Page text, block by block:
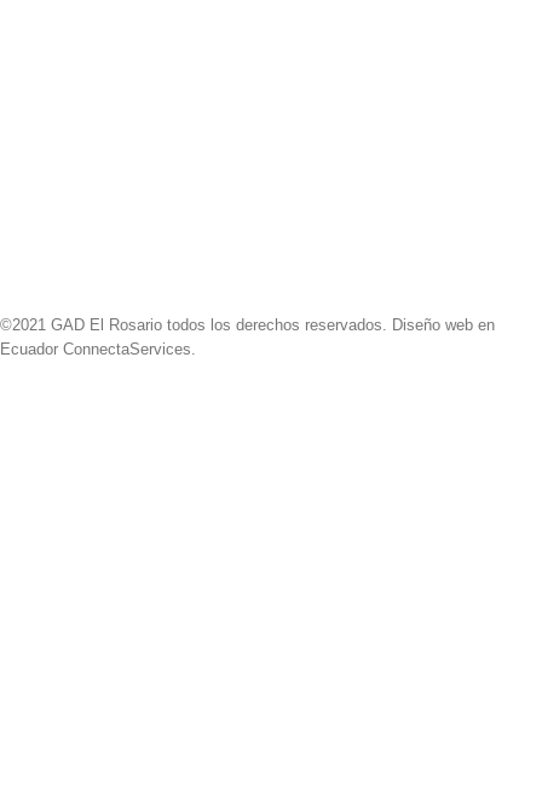
©2021 GAD El Rosario todos los derechos reservados. Diseño web en
Ecuador ConnectaServices.